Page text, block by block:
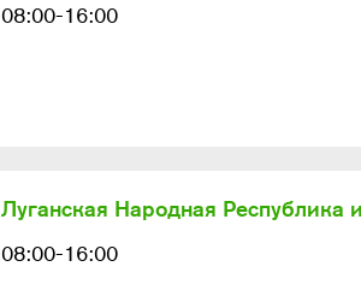
08:00-16:00
Луганская Народная Республика
08:00-16:00